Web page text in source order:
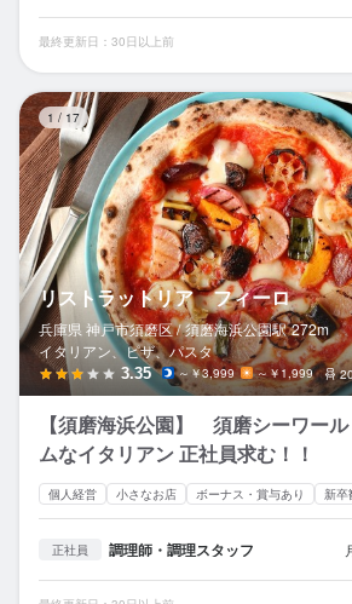
最終更新日：30日以上前
1 / 17
リストラットリア フィーロ
兵庫県 神戸市須磨区 / 須磨海浜公園駅 272m
イタリアン、ピザ、パスタ
3.35 ～￥3,999 ～￥1,999
【須磨海浜公園】 須磨シーワー
ムなイタリアン 正社員求む！！
個人経営 小さなお店 ボーナス・賞与あり 新卒
正社員 調理師・調理スタッフ